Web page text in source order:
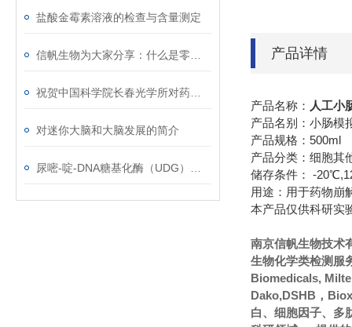
盐酸金霉素溶液的检查与含量测定
对迷你大脑和大脑发展的简介
产品详情
产品名称： 人工小
产品名别：小肠模
产品规格：500ml
产品分类：细胞其
储存条件： -
用途：用于药物崩
本产品仅供科研实
南京信帆生物技术
生物化学类检测服
Biomedicals,
Dako,DSHB，
白、细胞因子、多